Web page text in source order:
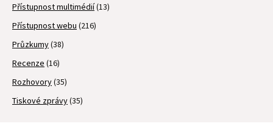
Přístupnost multimédií(13)
Přístupnost webu (216)
Průzkumy(38)
Recenze (16)
Rozhovory(35)
Tiskové zprávy(35)